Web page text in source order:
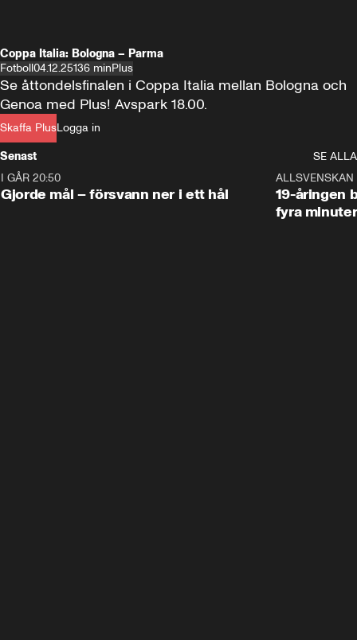
Coppa Italia: Bologna – Parma
Fotboll04.12.25136 minPlus
Skaffa PlusLogga in
Se åttondelsfinalen i Coppa Italia mellan Bologna och
Genoa med Plus! Avspark 18.00.
Senast
SE ALLA
I GÅR 20:50
Gjorde mål – försvann ner i ett hål
ALLSVENSKAN
19-åringen
fyra minuter